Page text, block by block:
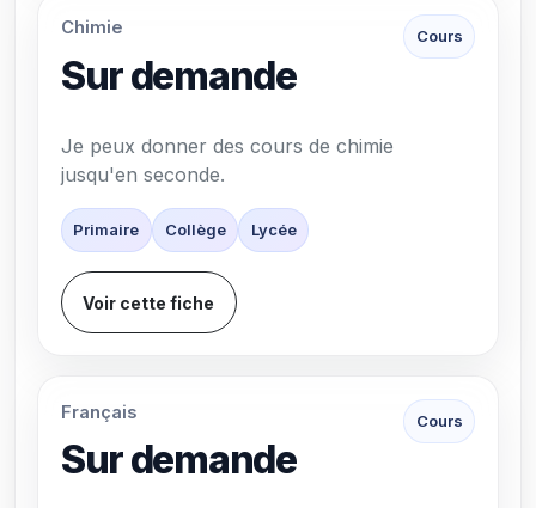
Chimie
Sur demande
Cours
Je peux donner des cours de chimie
jusqu'en seconde.
Primaire Collège Lycée
Voir cette fiche
Français
Sur demande
Cours